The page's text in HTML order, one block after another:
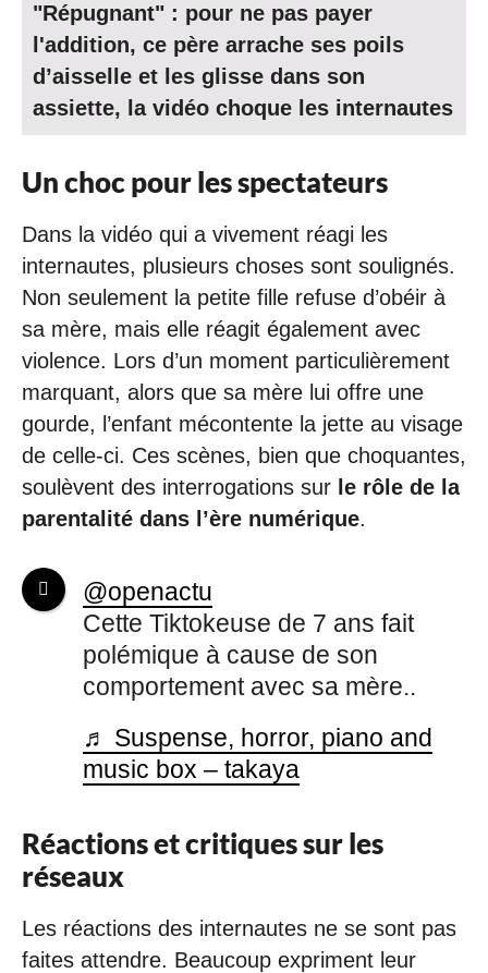
"Répugnant" : pour ne pas payer
l'addition, ce père arrache ses poils
d’aisselle et les glisse dans son
assiette, la vidéo choque les internautes
Un choc pour les spectateurs
Dans la vidéo qui a vivement réagi les
internautes, plusieurs choses sont soulignés.
Non seulement la petite fille refuse d’obéir à
sa mère, mais elle réagit également avec
violence. Lors d’un moment particulièrement
marquant, alors que sa mère lui offre une
gourde, l’enfant mécontente la jette au visage
de celle-ci. Ces scènes, bien que choquantes,
soulèvent des interrogations sur le rôle de la
parentalité dans l’ère numérique.
@openactu
Cette Tiktokeuse de 7 ans fait
polémique à cause de son
comportement avec sa mère..
♬ Suspense, horror, piano and
music box – takaya
Réactions et critiques sur les
réseaux
Les réactions des internautes ne se sont pas
faites attendre. Beaucoup expriment leur